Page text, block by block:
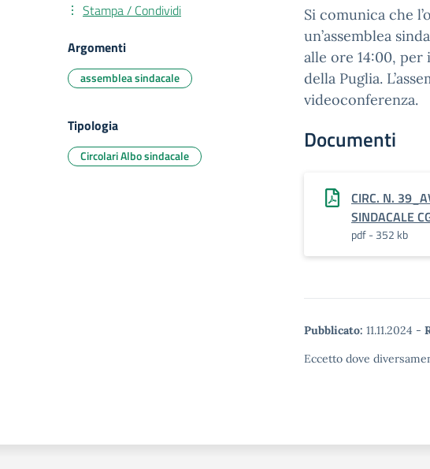
Si comunica che
un’assemblea
alle ore 14:00,
della Puglia.
videoconferenza.
Documenti
CIRC. N.
SINDACALE
pdf - 352 kb
Pubblicato: 11.11.2024 -
Eccetto dove
Stampa / Condividi
Argomenti
assemblea sindacale
Tipologia
Circolari Albo sindacale